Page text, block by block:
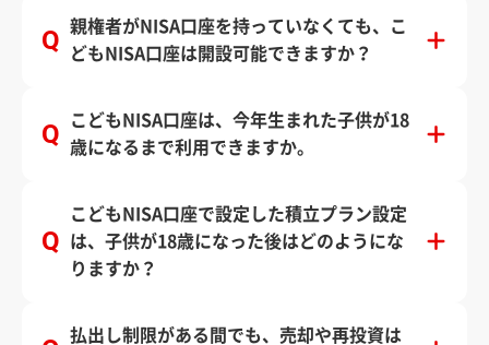
親権者がNISA口座を持っていなくても、こ
どもNISA口座は開設可能できますか？
こどもNISA口座は、今年生まれた子供が18
歳になるまで利用できますか。
こどもNISA口座で設定した積立プラン設定
は、子供が18歳になった後はどのようにな
りますか？
払出し制限がある間でも、売却や再投資は